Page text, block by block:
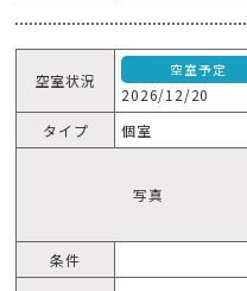
空室状況
空室予定
2026/12/20
タイプ 個室
写真
条件